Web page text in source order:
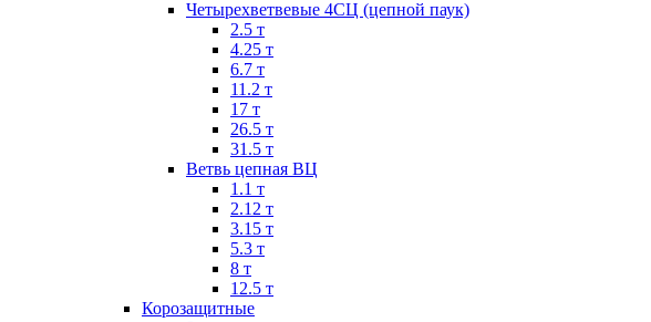
Четырехветвевые 4СЦ (цепной паук)
2.5 т
4.25 т
6.7 т
11.2 т
17 т
26.5 т
31.5 т
Ветвь цепная ВЦ
1.1 т
2.12 т
3.15 т
5.3 т
8 т
12.5 т
Корозащитные